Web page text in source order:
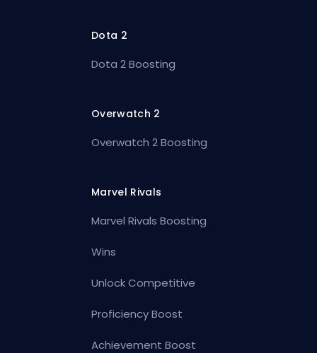
Dota 2
Dota 2 Boosting
Overwatch 2
Overwatch 2 Boosting
Marvel Rivals
Marvel Rivals Boosting
Wins
Unlock Competitive
Proficiency Boost
Achievement Boost